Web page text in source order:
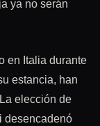
ya no serán
en Italia durante
estancia, han
elección de
desencadenó